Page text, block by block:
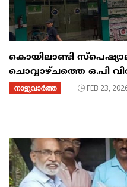
കൊയിലാണ്ടി
ചൊവ്വാഴ്ചത്തെ ഒ.പി
നാട്ടുവാര്‍ത്ത FEB 23,